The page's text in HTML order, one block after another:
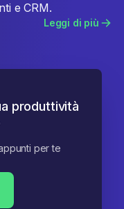
e CRM.
Leggi di più
produttività
per te